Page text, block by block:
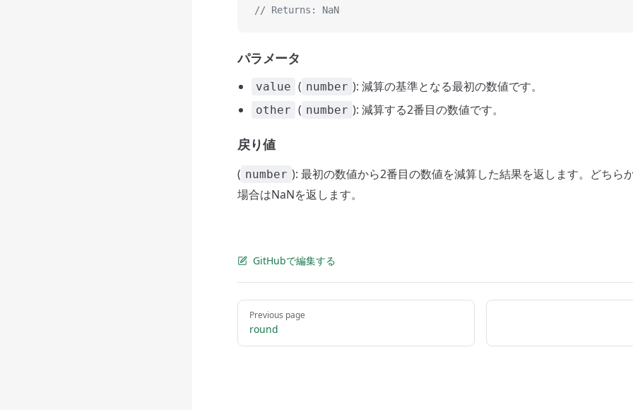
// Returns: NaN
パラメータ
value ( number ): 減算の基準となる最初の数値です。
other ( number ): 減算する2番目の数値です。
戻り値
( number ): 最初の数値から2番目の数値を減算した結果を返します。どちら
場合はNaNを返します。
GitHubで編集する
Pager
Previous page
round